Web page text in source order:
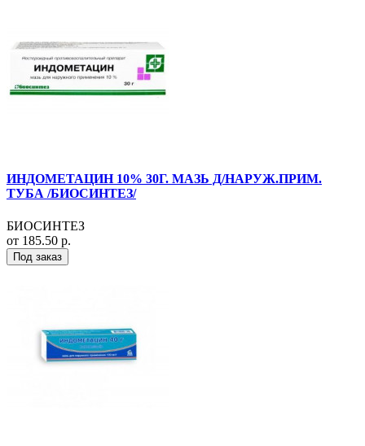
ИНДОМЕТАЦИН 10% 30Г. МАЗЬ Д/НАРУЖ.ПРИМ.
ТУБА /БИОСИНТЕЗ/
БИОСИНТЕЗ
от 185.50 р.
Под заказ